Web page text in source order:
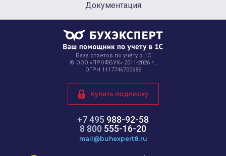
Документация
База ответов по учёту в 1С
© ООО «ПРОФБУХ» 2011-2026 г.,
ОГРН 1117746700686
+7 495 988-92-58
8 800 555-16-20
mail@buhexpert8.ru
Купить подписку